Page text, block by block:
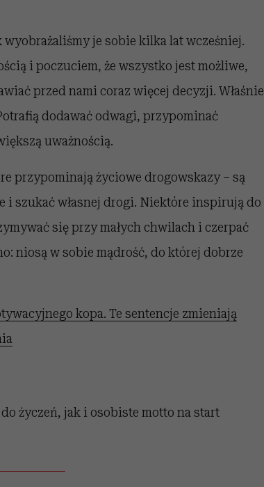
wyobrażaliśmy je sobie kilka lat wcześniej.
i poczuciem, że wszystko jest możliwe,
przed nami coraz więcej decyzji. Właśnie
dodawać odwagi, przypominać
uważnością.
przypominają życiowe drogowskazy – są
i szukać własnej drogi. Niektóre inspirują do
się przy małych chwilach i czerpać
niosą w sobie mądrość, do której dobrze
kopa. Te sentencje zmieniają
życzeń, jak i osobiste motto na start